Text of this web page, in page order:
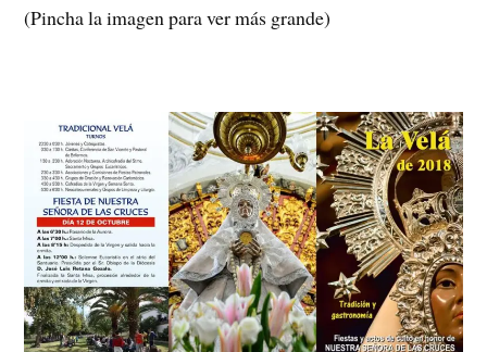
(Pincha la imagen para ver más grande)